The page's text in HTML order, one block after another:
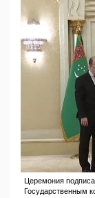
Церемония
Государственным